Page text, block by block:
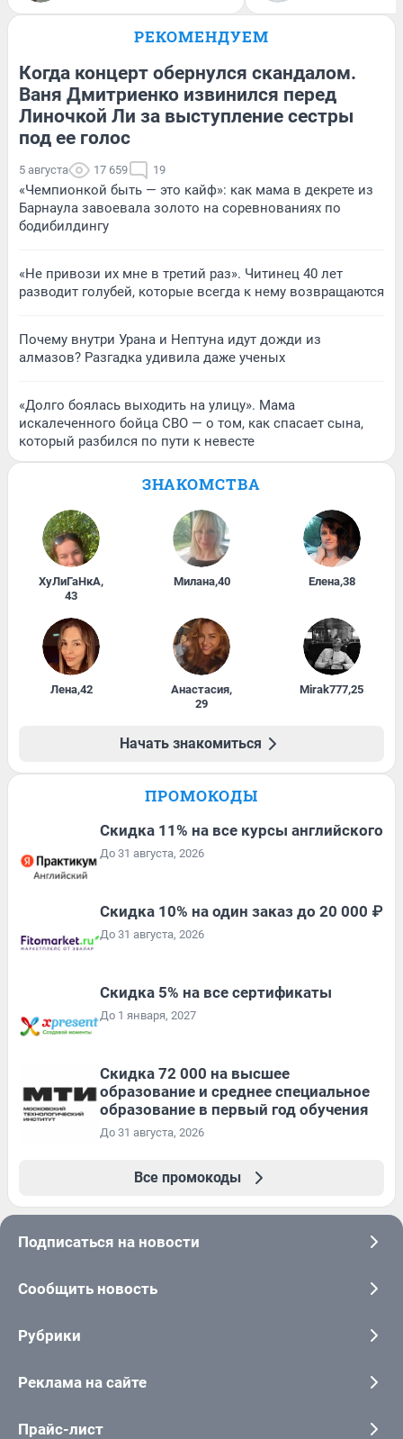
РЕКОМЕНДУЕМ
Когда концерт обернулся скандалом.
Ваня Дмитриенко извинился перед
Линочкой Ли за выступление сестры
под ее голос
5 августа 17 659 19
«Чемпионкой быть — это кайф»: как мама в декрете из
Барнаула завоевала золото на соревнованиях по
бодибилдингу
«Не привози их мне в третий раз». Читинец 40 лет
разводит голубей, которые всегда к нему возвращаются
Почему внутри Урана и Нептуна идут дожди из
алмазов? Разгадка удивила даже ученых
«Долго боялась выходить на улицу». Мама
искалеченного бойца СВО — о том, как спасает сына,
который разбился по пути к невесте
ЗНАКОМСТВА
ХуЛиГаНкА,
43
Милана,40 Елена,38
Лена,42 Анастасия,
29
Mirak777,25
Начать знакомиться
ПРОМОКОДЫ
Скидка 11% на все курсы английского
До 31 августа, 2026
Скидка 10% на один заказ до 20 000 ₽
До 31 августа, 2026
Скидка 5% на все сертификаты
До 1 января, 2027
Скидка 72 000 на высшее
образование и среднее специальное
образование в первый год обучения
До 31 августа, 2026
Все промокоды
Подписаться на новости
Сообщить новость
Рубрики
Реклама на сайте
Прайс-лист